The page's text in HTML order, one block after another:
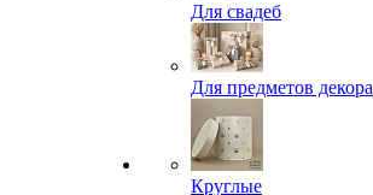
Для свадеб
Для предметов декора
Круглые